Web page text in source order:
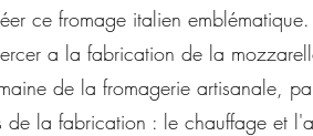
ce fromage italien
a la fabrication de la
de la fromagerie artisanale,
de la fabrication : le chauffage et